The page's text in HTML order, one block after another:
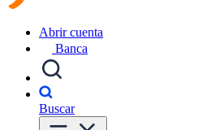
Abrir cuenta
Banca
Buscar